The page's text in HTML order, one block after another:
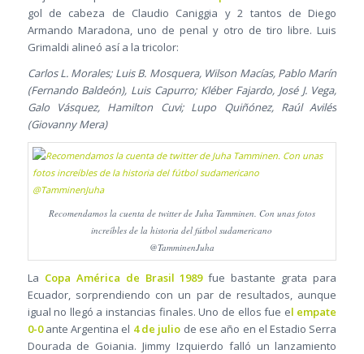
gol de cabeza de Claudio Caniggia y 2 tantos de Diego
Armando Maradona, uno de penal y otro de tiro libre. Luis
Grimaldi alineó así a la tricolor:
Carlos L. Morales; Luis B. Mosquera, Wilson Macías, Pablo Marín
(Fernando Baldeón), Luis Capurro; Kléber Fajardo, José J. Vega,
Galo Vásquez, Hamilton Cuvi; Lupo Quiñónez, Raúl Avilés
(Giovanny Mera)
Recomendamos la cuenta de twitter de Juha Tamminen. Con unas fotos
increíbles de la historia del fútbol sudamericano
@TamminenJuha
La Copa América de Brasil 1989fue bastante grata para
Ecuador, sorprendiendo con un par de resultados, aunque
igual no llegó a instancias finales. Uno de ellos fue el empate
0-0ante Argentina el 4 de julio de ese año en el Estadio Serra
Dourada de Goiania. Jimmy Izquierdo falló un lanzamiento